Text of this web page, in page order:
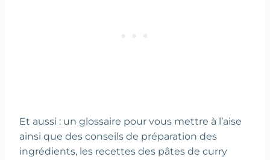
Et aussi : un glossaire pour vous mettre à l’aise
ainsi que des conseils de préparation des
ingrédients, les recettes des pâtes de curry